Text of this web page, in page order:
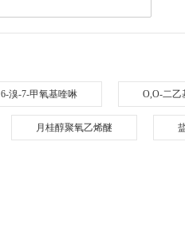
6-溴-7-甲氧基喹啉 O,O-二乙
月桂醇聚氧乙烯醚